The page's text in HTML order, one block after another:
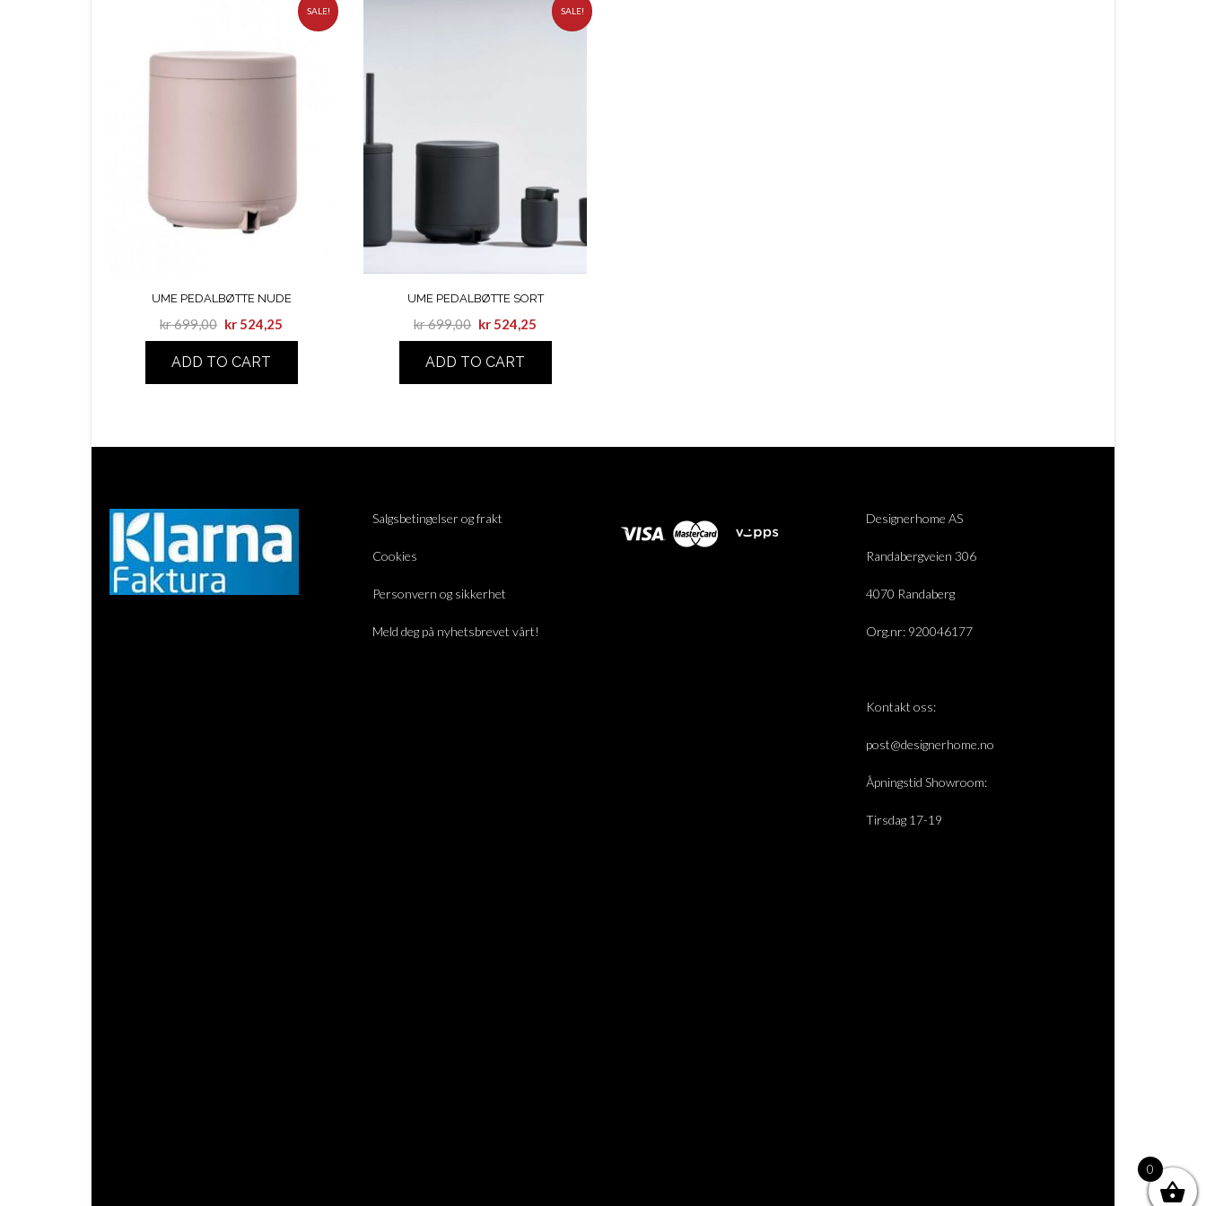
SALE!
UME PEDALBØTTE NUDE
kr699,00 kr524,25
ADD TO CART
SALE!
UME PEDALBØTTE SORT
kr699,00 kr524,25
ADD TO CART
Salgsbetingelser og frakt
Cookies
Personvern og sikkerhet
Meld deg på nyhetsbrevet vårt!
Designerhome AS
Randabergveien 306
4070 Randaberg
Org.nr: 920046177
Kontakt oss:
post@designerhome.no
Åpningstid Showroom:
Tirsdag 17-19
0